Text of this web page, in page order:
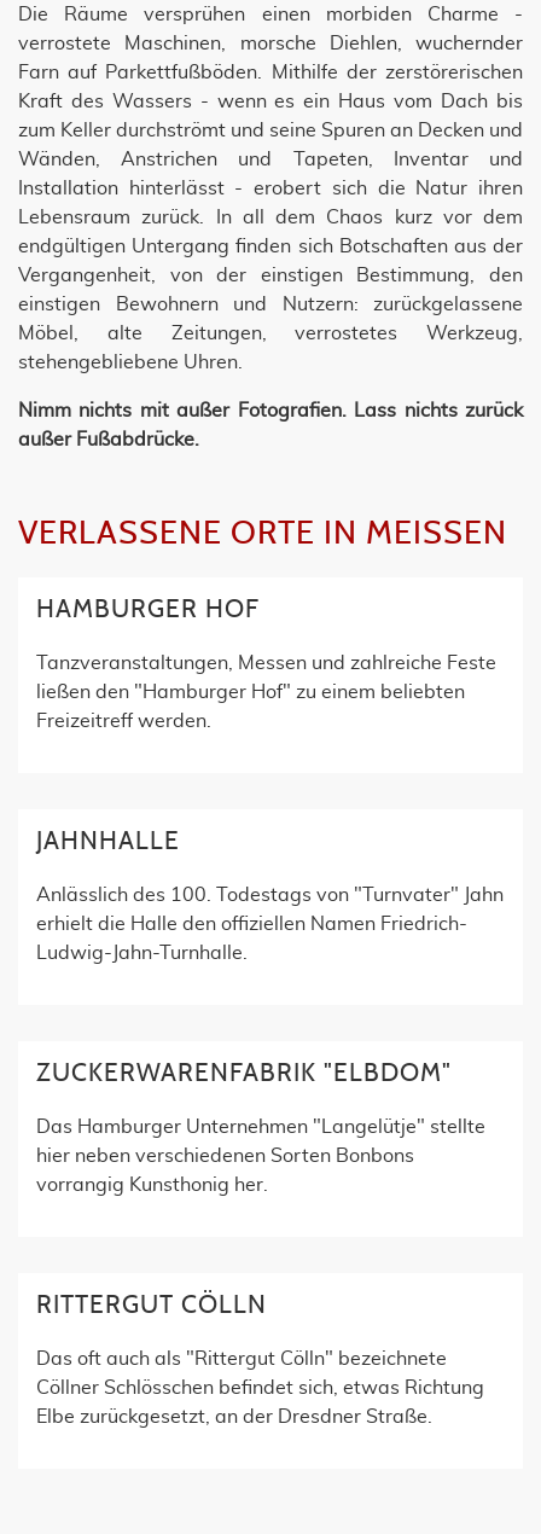
Die Räume versprühen einen morbiden Charme -
verrostete Maschinen, morsche Diehlen, wuchernder
Farn auf Parkettfußböden. Mithilfe der zerstörerischen
Kraft des Wassers - wenn es ein Haus vom Dach bis
zum Keller durchströmt und seine Spuren an Decken und
Wänden, Anstrichen und Tapeten, Inventar und
Installation hinterlässt - erobert sich die Natur ihren
Lebensraum zurück. In all dem Chaos kurz vor dem
endgültigen Untergang finden sich Botschaften aus der
Vergangenheit, von der einstigen Bestimmung, den
einstigen Bewohnern und Nutzern: zurückgelassene
Möbel, alte Zeitungen, verrostetes Werkzeug,
stehengebliebene Uhren.
Nimm nichts mit außer Fotografien. Lass nichts zurück
außer Fußabdrücke.
VERLASSENE ORTE IN MEISSEN
HAMBURGER HOF
Tanzveranstaltungen, Messen und zahlreiche Feste
ließen den "Hamburger Hof" zu einem beliebten
Freizeitreff werden.
JAHNHALLE
Anlässlich des 100. Todestags von "Turnvater" Jahn
erhielt die Halle den offiziellen Namen Friedrich-
Ludwig-Jahn-Turnhalle.
ZUCKERWARENFABRIK "ELBDOM"
Das Hamburger Unternehmen "Langelütje" stellte
hier neben verschiedenen Sorten Bonbons
vorrangig Kunsthonig her.
RITTERGUT CÖLLN
Das oft auch als "Rittergut Cölln" bezeichnete
Cöllner Schlösschen befindet sich, etwas Richtung
Elbe zurückgesetzt, an der Dresdner Straße.